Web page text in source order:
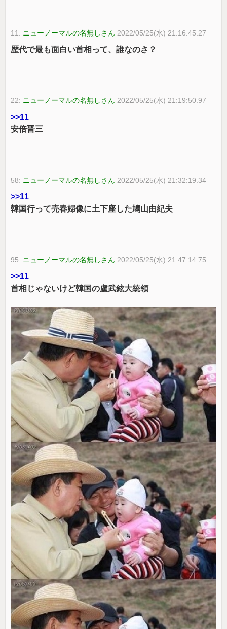
11: ニューノーマルの名無しさん 2022/05/25(水) 21:16:45.27
歴代で最も面白い首相って、誰なのさ？
22: ニューノーマルの名無しさん 2022/05/25(水) 21:19:50.97
>>11
安倍晋三
58: ニューノーマルの名無しさん 2022/05/25(水) 21:32:19.34
>>11
韓国行って売春婦像に土下座した鳩山由紀夫
95: ニューノーマルの名無しさん 2022/05/25(水) 21:47:14.75
>>11
首相じゃないけど韓国の盧武鉉大統領